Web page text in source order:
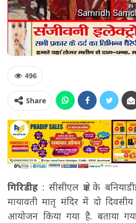
496
Share
गिरिडीह : सीसीएल क्षेत्र के
मायावती मातृ मंदिर में दो
आयोजन किया गया है. बताया